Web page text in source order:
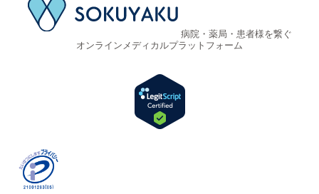
病院・薬局・患者様を繋ぐ
オンラインメディカルプラットフォーム